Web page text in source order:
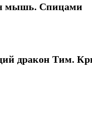
мышь. Спицами
дракон Тим.